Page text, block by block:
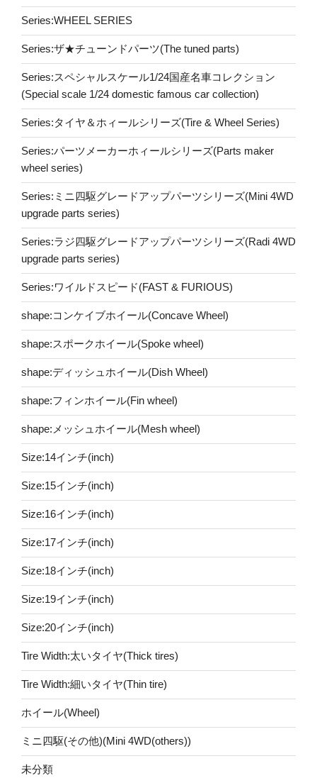
Series:WHEEL SERIES
Series:ザ★チューンドパーツ(The tuned parts)
Series:スペシャルスケール1/24国産名車コレクション
(Special scale 1/24 domestic famous car collection)
Series:タイヤ＆ホィールシリーズ(Tire & Wheel Series)
Series:パーツメーカーホィールシリーズ(Parts maker
wheel series)
Series:ミニ四駆グレードアップパーツシリーズ(Mini 4WD
upgrade parts series)
Series:ラジ四駆グレードアップパーツシリーズ(Radi 4WD
upgrade parts series)
Series:ワイルドスピード(FAST & FURIOUS)
shape:コンケイブホイール(Concave Wheel)
shape:スポークホイール(Spoke wheel)
shape:ディッシュホイール(Dish Wheel)
shape:フィンホイール(Fin wheel)
shape:メッシュホイール(Mesh wheel)
Size:14インチ(inch)
Size:15インチ(inch)
Size:16インチ(inch)
Size:17インチ(inch)
Size:18インチ(inch)
Size:19インチ(inch)
Size:20インチ(inch)
Tire Width:太いタイヤ(Thick tires)
Tire Width:細いタイヤ(Thin tire)
ホイール(Wheel)
ミニ四駆(その他)(Mini 4WD(others))
未分類